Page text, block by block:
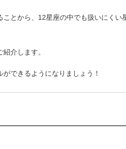
とから、12星座の中でも扱いにくい
紹介します。
できるようになりましょう！